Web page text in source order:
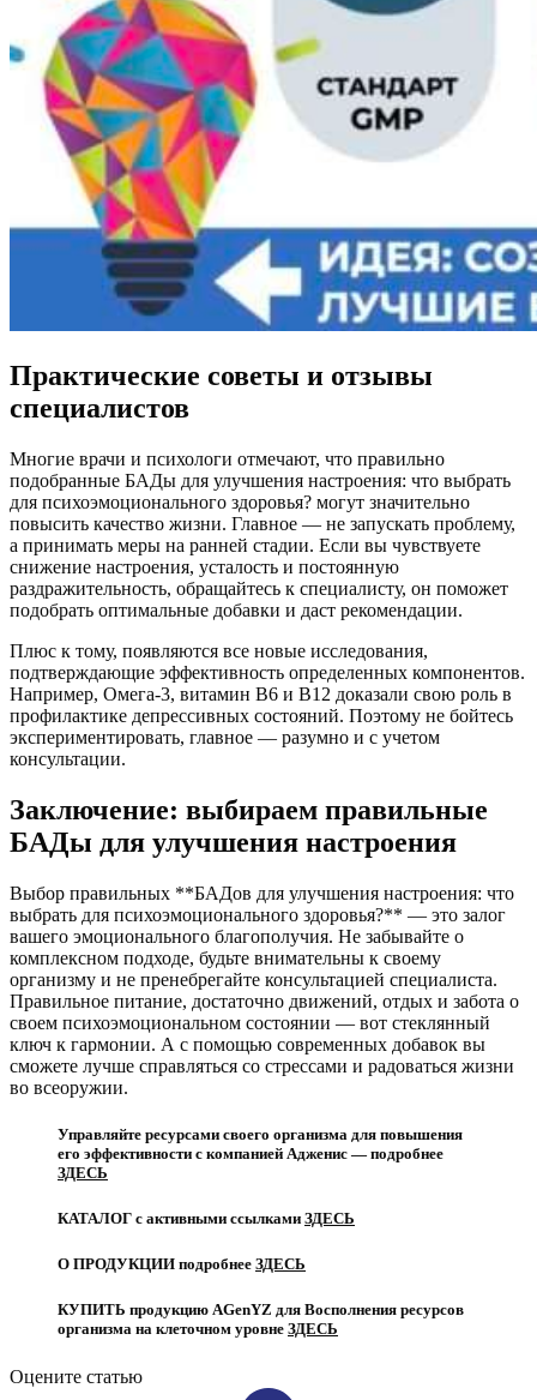
Практические советы и отзывы
специалистов
Многие врачи и психологи отмечают, что правильно
подобранные БАДы для улучшения настроения: что выбрать
для психоэмоционального здоровья? могут значительно
повысить качество жизни. Главное — не запускать проблему,
а принимать меры на ранней стадии. Если вы чувствуете
снижение настроения, усталость и постоянную
раздражительность, обращайтесь к специалисту, он поможет
подобрать оптимальные добавки и даст рекомендации.
Плюс к тому, появляются все новые исследования,
подтверждающие эффективность определенных компонентов.
Например, Омега-3, витамин В6 и В12 доказали свою роль в
профилактике депрессивных состояний. Поэтому не бойтесь
экспериментировать, главное — разумно и с учетом
консультации.
Заключение: выбираем правильные
БАДы для улучшения настроения
Выбор правильных **БАДов для улучшения настроения: что
выбрать для психоэмоционального здоровья?** — это залог
вашего эмоционального благополучия. Не забывайте о
комплексном подходе, будьте внимательны к своему
организму и не пренебрегайте консультацией специалиста.
Правильное питание, достаточно движений, отдых и забота о
своем психоэмоциональном состоянии — вот стеклянный
ключ к гармонии. А с помощью современных добавок вы
сможете лучше справляться со стрессами и радоваться жизни
во всеоружии.
Управляйте ресурсами своего организма для повышения
его эффективности с компанией Адженис — подробнее
ЗДЕСЬ
КАТАЛОГ с активными ссылками ЗДЕСЬ
О ПРОДУКЦИИ подробнее ЗДЕСЬ
КУПИТЬ продукцию AGenYZ для Восполнения ресурсов
организма на клеточном уровне ЗДЕСЬ
Оцените статью